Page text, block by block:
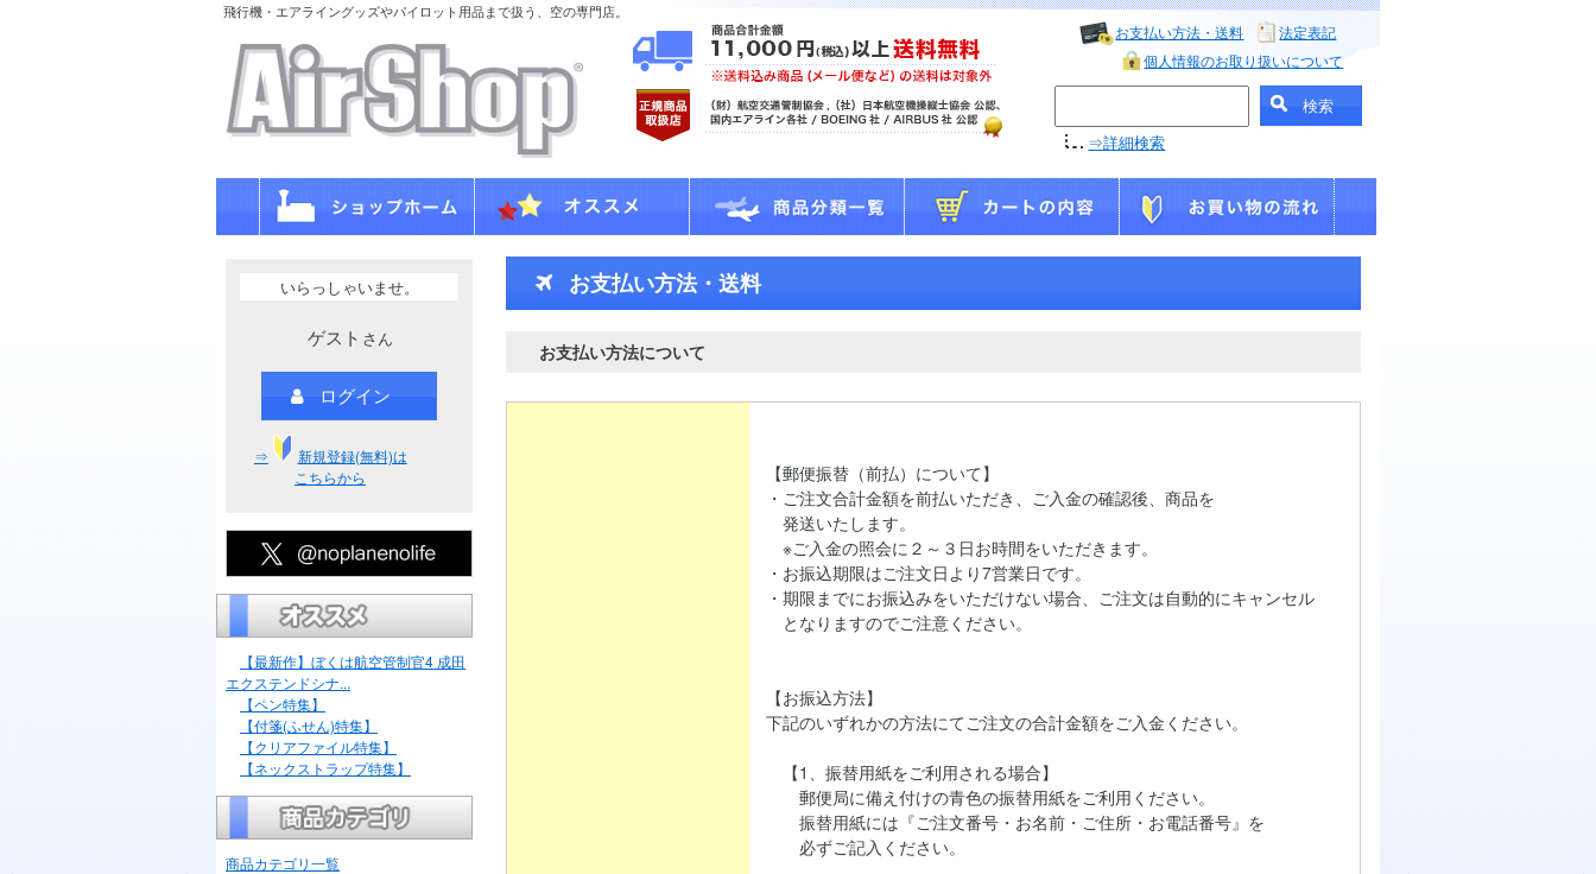
飛行機・エアライングッズやパイロット用品まで扱う、空の専門店。
お支払い方法・送料
法定表記
個人情報のお取り扱いについて
⇒詳細検索
いらっしゃいませ。
ゲスト さん
ログイン
⇒
新規登録(無料)は
こちらから
【最新作】ぼくは航空管制官4 成田
エクステンドシナ...
【ペン特集】
【付箋(ふせん)特集】
【クリアファイル特集】
【ネックストラップ特集】
商品カテゴリ一覧
お支払い方法・送料
お支払い方法について
【郵便振替（前払）について】
・ご注文合計金額を前払いただき、ご入金の確認後、商品を
発送いたします。
※ご入金の照会に２～３日お時間をいただきます。
・お振込期限はご注文日より7営業日です。
・期限までにお振込みをいただけない場合、ご注文は自動的にキャンセル
となりますのでご注意ください。
【お振込方法】
下記のいずれかの方法にてご注文の合計金額をご入金ください。
【1、振替用紙をご利用される場合】
郵便局に備え付けの青色の振替用紙をご利用ください。
振替用紙には『ご注文番号・お名前・ご住所・お電話番号』を
必ずご記入ください。